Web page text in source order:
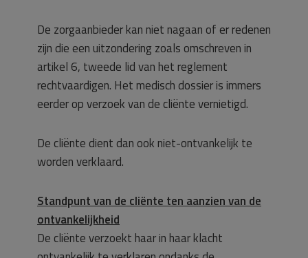
De zorgaanbieder kan niet nagaan of er redenen
zijn die een uitzondering zoals omschreven in
artikel 6, tweede lid van het reglement
rechtvaardigen. Het medisch dossier is immers
eerder op verzoek van de cliënte vernietigd.
De cliënte dient dan ook niet-ontvankelijk te
worden verklaard.
Standpunt van de cliënte ten aanzien van de
ontvankelijkheid
De cliënte verzoekt haar in haar klacht